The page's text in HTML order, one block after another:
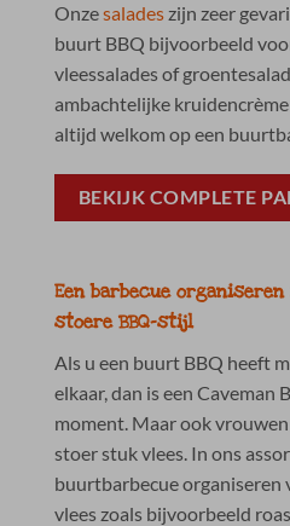
Onzesalades zijn zeer
buurt BBQ bijvoorbeeld
vleessalades of
ambachtelijke
altijd welkom op een
BEKIJK COMPLETE
Een barbecue
stoere BBQ-stijl
Als u een buurt BBQ heeft
elkaar, dan is een Caveman
moment. Maar ook
stoer stuk vlees. In ons
buurtbarbecue organiseren
vlees zoals bijvoorbeeld